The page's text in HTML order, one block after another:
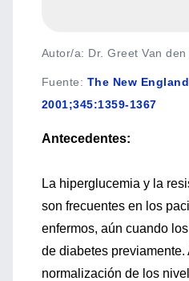
Autor/a: Dr. Greet Van den
Fuente: The New
2001;345:1359-1367
Antecedentes:
La hiperglucemia y la
son frecuentes en los
enfermos, aún cuando
de diabetes
normalización de los